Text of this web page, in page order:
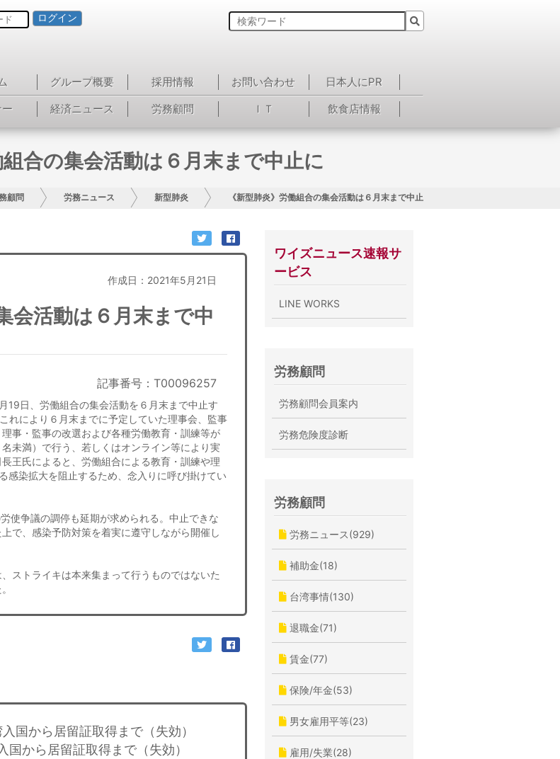
ログイン
グループ概要 採用情報 お問い合わせ
日本人にPR
ー 経済ニュース 労務顧問 ＩＴ 飲食店情報
組合の集会活動は６月末まで中止に
顧問 労務ニュース 新型肺炎 《新型肺炎》労働組合の集会活動は６月末まで中止に
作成日：2021年5月21日
会活動は６月末まで中
記事番号：T00096257
19日、労働組合の集会活動を６月末まで中止す
れにより６月末までに予定していた理事会、監事
事・監事の改選および各種労働教育・訓練等が
未満）で行う、若しくはオンライン等により実
王氏によると、労働組合による教育・訓練や理
感染拡大を阻止するため、念入りに呼び掛けてい
使争議の調停も延期が求められる。中止できな
で、感染予防対策を着実に遵守しながら開催し
ストライキは本来集まって行うものではないた
から居留証取得まで（失効）
から居留証取得まで（失効）
ワイズニュース速報サ
ービス
LINE WORKS
労務顧問
労務顧問会員案内
労務危険度診断
労務顧問
労務ニュース(929)
補助金(18)
台湾事情(130)
退職金(71)
賃金(77)
保険/年金(53)
男女雇用平等(23)
雇用/失業(28)